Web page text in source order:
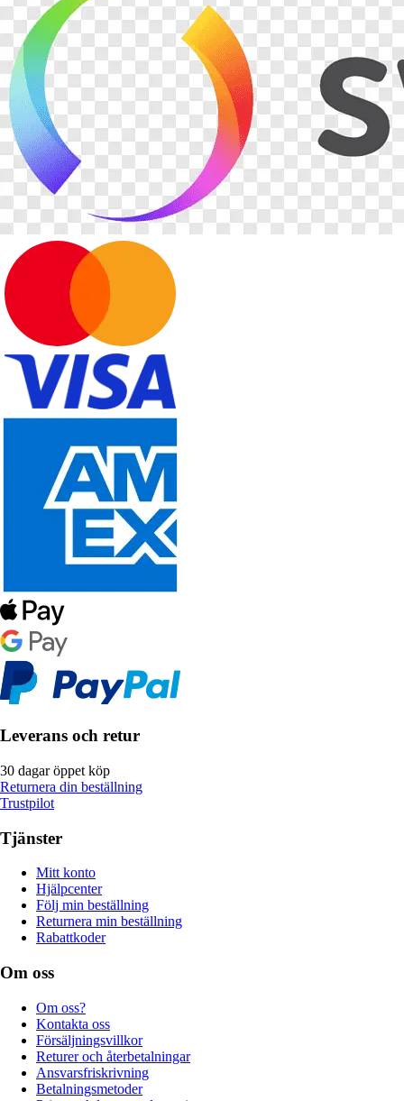
Leverans och retur
30 dagar öppet köp
Returnera din beställning
Trustpilot
Tjänster
Mitt konto
Hjälpcenter
Följ min beställning
Returnera min beställning
Rabattkoder
Om oss
Om oss?
Kontakta oss
Försäljningsvillkor
Returer och återbetalningar
Ansvarsfriskrivning
Betalningsmetoder